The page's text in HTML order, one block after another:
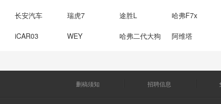
长安汽车 瑞虎7 途胜L 哈弗F7x
iCAR03 WEY 哈弗二代大狗 阿维塔
删稿须知 招聘信息